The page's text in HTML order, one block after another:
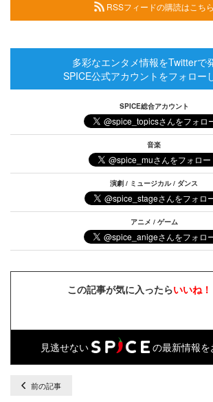
RSSフィードの購読はこちら
多彩なエンタメ情報をTwitterで
SPICE公式アカウントをフォロー
SPICE総合アカウント
音楽
演劇 / ミュージカル / ダンス
アニメ / ゲーム
この記事が気に入ったらいいね！
見逃せない の最新情報を
前の記事